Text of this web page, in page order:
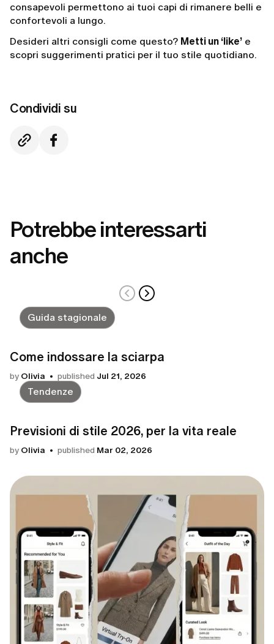
consapevoli permettono ai tuoi capi di rimanere belli e
confortevoli a lungo.
Desideri altri consigli come questo? Metti un ‘like’ e
scopri suggerimenti pratici per il tuo stile quotidiano.
Condividi su
Potrebbe interessarti
anche
Guida stagionale
Come indossare la sciarpa
by Olivia published Jul 21, 2026
Tendenze
Previsioni di stile 2026, per la vita reale
by Olivia published Mar 02, 2026